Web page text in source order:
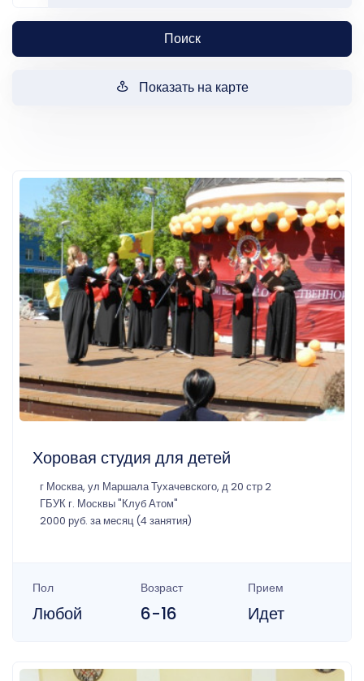
Поиск
Показать на карте
Хоровая студия для детей
г Москва, ул Маршала Тухачевского, д 20 стр 2
ГБУК г. Москвы "Клуб Атом"
2000 руб. за месяц (4 занятия)
Пол
Любой
Возраст
6-16
Прием
Идет